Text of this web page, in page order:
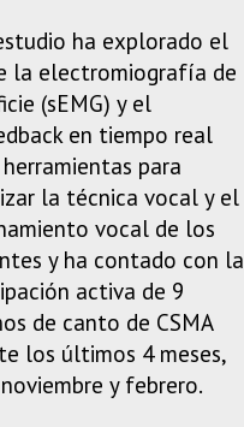
ha explorado el
la electromiografía de
(sEMG) y el
en tiempo real
para
la técnica vocal y el
vocal de los
y ha contado con la
activa de 9
de canto de CSMA
los últimos 4 meses,
y febrero.